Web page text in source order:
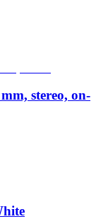
stereo, on-